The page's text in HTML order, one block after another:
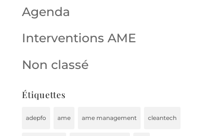
Agenda
Interventions AME
Non classé
Étiquettes
adepfo ame ame management cleantech